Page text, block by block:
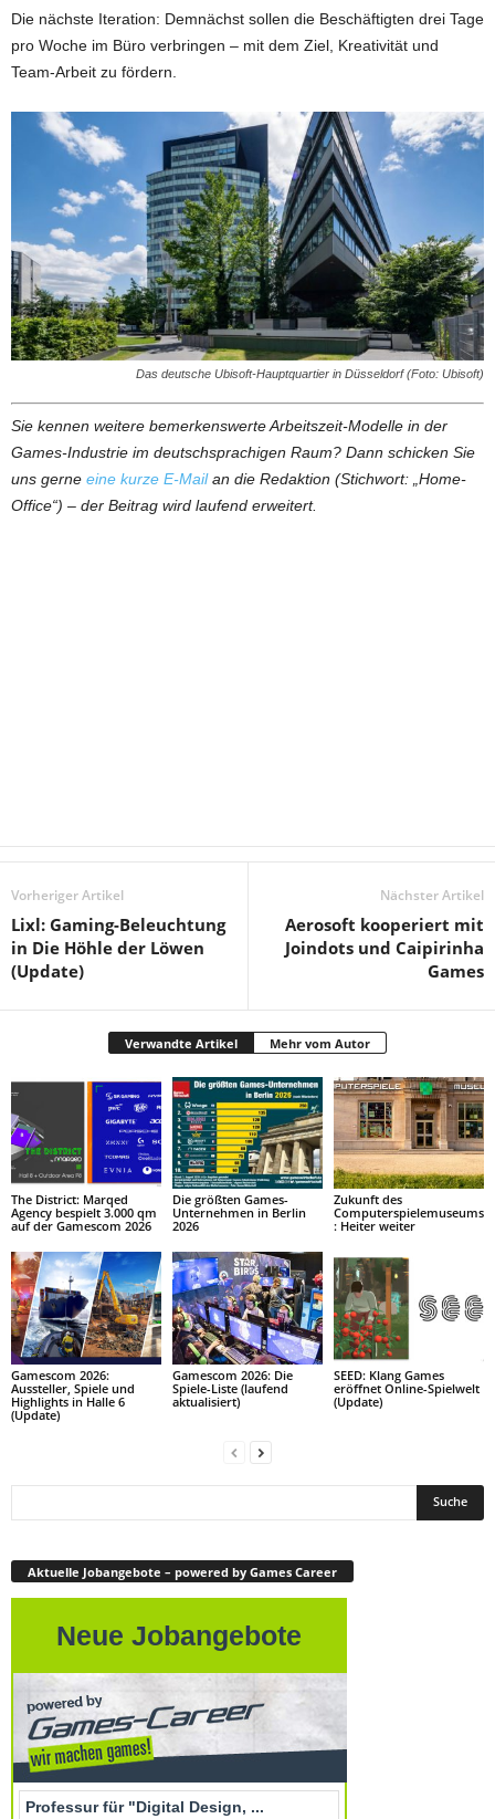
Die nächste Iteration: Demnächst sollen die Beschäftigten drei Tage
pro Woche im Büro verbringen – mit dem Ziel, Kreativität und
Team-Arbeit zu fördern.
Das deutsche Ubisoft-Hauptquartier in Düsseldorf (Foto: Ubisoft)
Sie kennen weitere bemerkenswerte Arbeitszeit-Modelle in der
Games-Industrie im deutschsprachigen Raum? Dann schicken Sie
uns gerne eine kurze E-Mailan die Redaktion (Stichwort: „Home-
Office“) – der Beitrag wird laufend erweitert.
Vorheriger Artikel
Lixl: Gaming-Beleuchtung
in Die Höhle der Löwen
(Update)
Nächster Artikel
Aerosoft kooperiert mit
Joindots und Caipirinha
Games
Verwandte Artikel Mehr vom Autor
The District: Marqed
Agency bespielt 3.000 qm
auf der Gamescom 2026
Die größten Games-
Unternehmen in Berlin
2026
Zukunft des
Computerspielemuseums
: Heiter weiter
Gamescom 2026:
Aussteller, Spiele und
Highlights in Halle 6
(Update)
Gamescom 2026: Die
Spiele-Liste (laufend
aktualisiert)
SEED: Klang Games
eröffnet Online-Spielwelt
(Update)
Aktuelle Jobangebote – powered by Games Career